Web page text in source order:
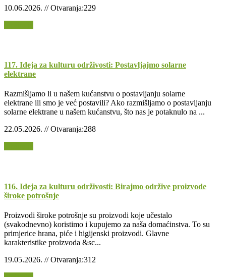
10.06.2026. // Otvaranja:229
117. Ideja za kulturu održivosti: Postavljajmo solarne
elektrane
Razmišljamo li u našem kućanstvu o postavljanju solarne
elektrane ili smo je već postavili? Ako razmišljamo o postavljanju
solarne elektrane u našem kućanstvu, što nas je potaknulo na ...
22.05.2026. // Otvaranja:288
116. Ideja za kulturu održivosti: Birajmo održive proizvode
široke potrošnje
Proizvodi široke potrošnje su proizvodi koje učestalo
(svakodnevno) koristimo i kupujemo za naša domaćinstva. To su
primjerice hrana, piće i higijenski proizvodi. Glavne
karakteristike proizvoda &sc...
19.05.2026. // Otvaranja:312